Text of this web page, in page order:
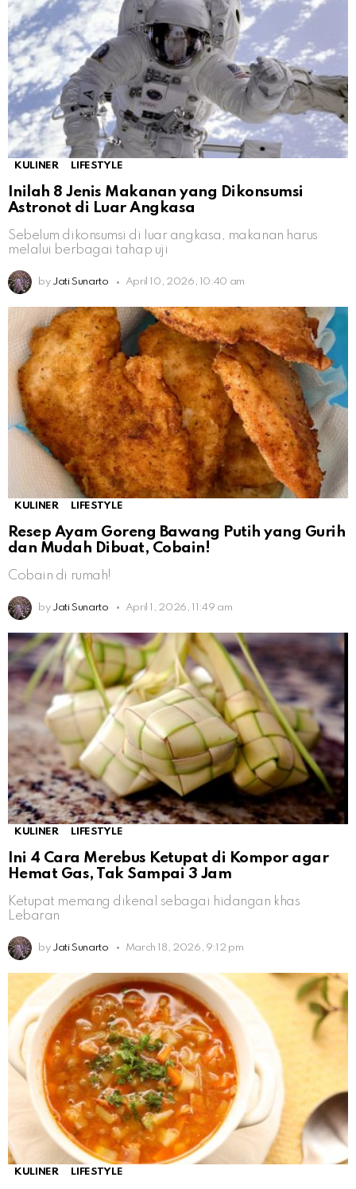
KULINER LIFESTYLE
Inilah 8 Jenis Makanan yang Dikonsumsi
Astronot di Luar Angkasa
Sebelum dikonsumsi di luar angkasa, makanan harus
melalui berbagai tahap uji
by Jati Sunarto April 10, 2026, 10:40 am
KULINER LIFESTYLE
Resep Ayam Goreng Bawang Putih yang Gurih
dan Mudah Dibuat, Cobain!
Cobain di rumah!
by Jati Sunarto April 1, 2026, 11:49 am
KULINER LIFESTYLE
Ini 4 Cara Merebus Ketupat di Kompor agar
Hemat Gas, Tak Sampai 3 Jam
Ketupat memang dikenal sebagai hidangan khas
Lebaran
by Jati Sunarto March 18, 2026, 9:12 pm
KULINER LIFESTYLE